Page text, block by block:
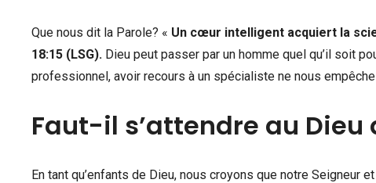
Que nous dit la Parole? « Un cœur intelligent acquiert la
18:15 (LSG). Dieu peut passer par un homme quel qu’il soit
professionnel, avoir recours à un spécialiste ne nous
Faut-il s’attendre au Dieu
En tant qu’enfants de Dieu, nous croyons que notre Seigneur